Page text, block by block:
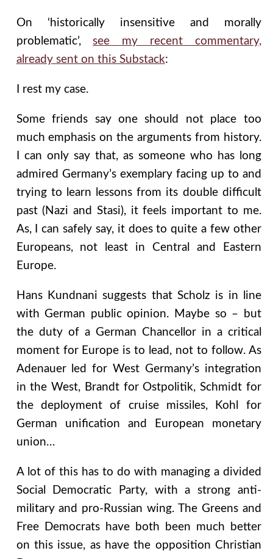
On ‘historically insensitive and morally
problematic’,see my recent commentary,
already sent on this Substack:
I rest my case.
Some friends say one should not place too
much emphasis on the arguments from history.
I can only say that, as someone who has long
admired Germany’s exemplary facing up to and
trying to learn lessons from its double difficult
past (Nazi and Stasi), it feels important to me.
As, I can safely say, it does to quite a few other
Europeans, not least in Central and Eastern
Europe.
Hans Kundnani suggests that Scholz is in line
with German public opinion. Maybe so – but
the duty of a German Chancellor in a critical
moment for Europe is to lead, not to follow. As
Adenauer led for West Germany’s integration
in the West, Brandt for Ostpolitik, Schmidt for
the deployment of cruise missiles, Kohl for
German unification and European monetary
union…
A lot of this has to do with managing a divided
Social Democratic Party, with a strong anti-
military and pro-Russian wing. The Greens and
Free Democrats have both been much better
on this issue, as have the opposition Christian